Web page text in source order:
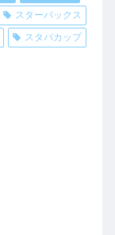
スターバックス
スタバカップ